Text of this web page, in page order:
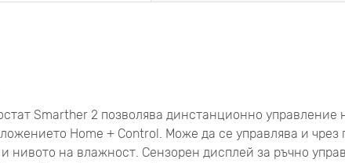
Smarther 2 позволява динстанционно
Home + Control. Може да се управлява и
нивото на влажност. Сензорен дисплей за ръчно